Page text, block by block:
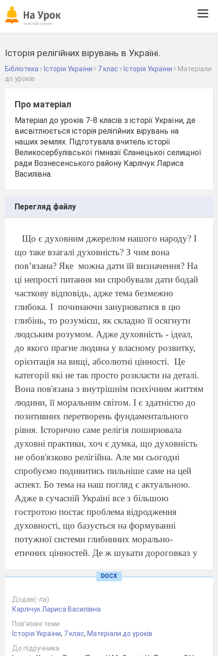
Історія релігійних вірувань в Україні.
Бібліотека Історія України 7 клас Історія України
Матеріали
до уроків
Про матеріал
Матеріал до уроків 7-8 класів з історії України, де
висвітлюється історія релігійних вірувань на
наших землях. Підготувала вчитель історії
Великосербулівської гімназії Єланецької селищної
ради Вознесенського району Карлічук Лариса
Василівна.
Перегляд файлу
Що є духовним джерелом нашого народу? І
що таке взагалі духовність? З чим вона
пов’язана? Яке можна дати їй визначення? На
ці непрості питання ми спробували дати бодай
часткову відповідь, адже тема безмежно
глибока. І починаючи занурюватися в цю
глибінь, то розумієш, як складно її осягнути
людським розумом. Адже духовність - ідеал,
до якого прагне людина у власному розвитку,
орієнтація на вищі, абсолютні цінності. Це
категорії які не так просто розкласти на деталі.
Вона пов'язана з внутрішнім психічним життям
людини, її моральним світом. І є здатністю до
позитивних перетворень фундаментального
рівня. Історично саме релігія поширювала
духовні практики, хоч є думка, що духовність
не обов'язково релігійна. Але ми сьогодні
спробуємо подивитись пильніше саме на цей
аспект. Бо тема на наш погляд є актуальною.
Адже в сучасній Україні все з більшою
гостротою постає проблема відродження
духовності, що базується на формуванні
потужної системи глибинних морально-
етичних цінностей. Де ж шукати дороговказ у
людина здатна сама вибудовувати свою
життєву перспективу з урахуванням духовного
змісту. Але чи може людина жити без
духовності? Звісно може, але з великими
труднощами, в стані деградації і з ризиком
самознищення. І таку тенденцію можна
DOCX
Додав(-ла)
Карлічук Лариса Василівна
Пов’язані теми
Історія України, 7 клас, Матеріали до уроків
До підручника